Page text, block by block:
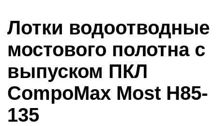
Лотки водоотводные
мостового полотна с
выпуском ПКЛ
CompoMax Most H85-
135